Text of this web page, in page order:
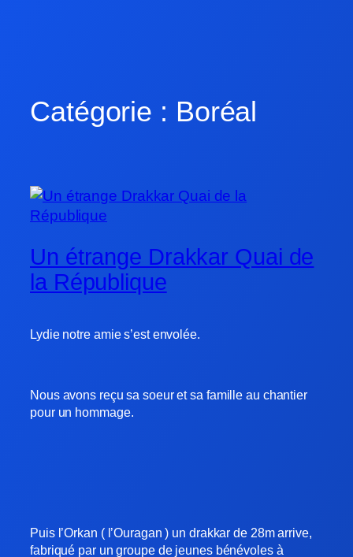
Catégorie : Boréal
Un étrange Drakkar Quai de
la République
Lydie notre amie s’est envolée.
Nous avons reçu sa soeur et sa famille au chantier
pour un hommage.
Puis l’Orkan ( l’Ouragan ) un drakkar de 28m arrive,
fabriqué par un groupe de jeunes bénévoles à